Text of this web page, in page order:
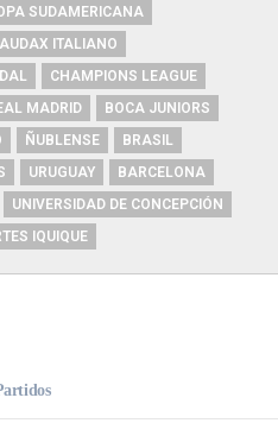
SUDAMERICANA
AUDAX ITALIANO
CHAMPIONS LEAGUE
MADRID
BOCA JUNIORS
ÑUBLENSE
BRASIL
URUGUAY
BARCELONA
UNIVERSIDAD DE CONCEPCIÓN
IQUIQUE